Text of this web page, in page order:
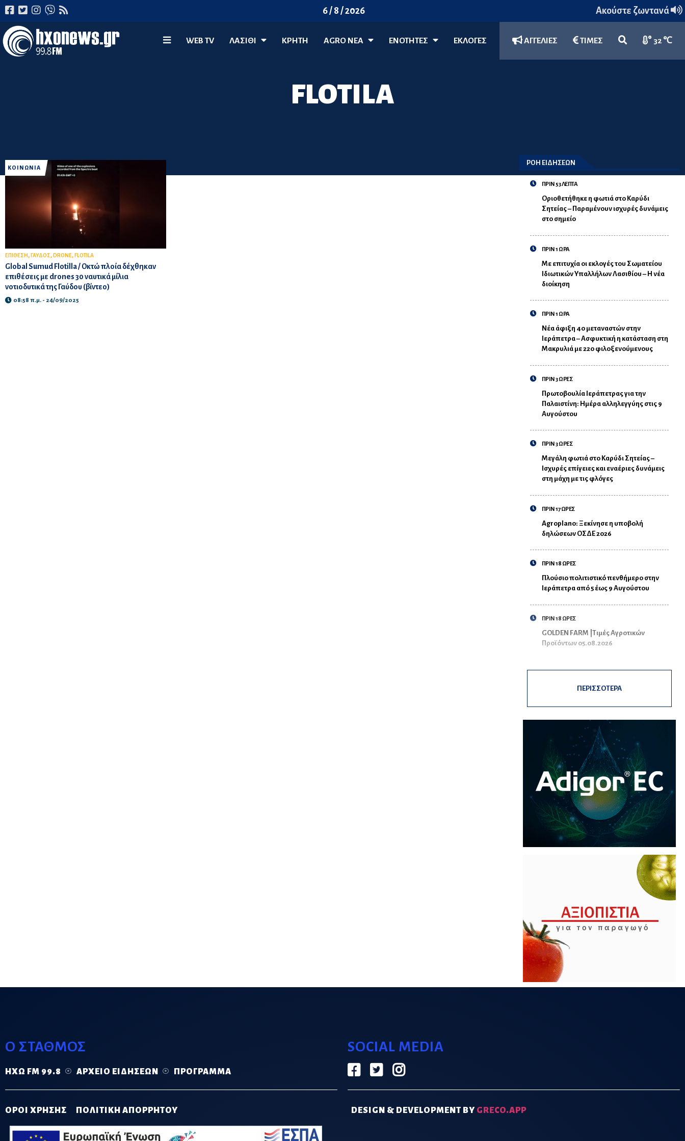
6 / 8 / 2026 Ακούστε ζωντανά
WEB TV ΛΑΣΊΘΙ ΚΡΗΤΗ AGRO ΝΈΑ ΕΝΟΤΗΤΕΣ ΕΚΛΟΓΕΣ ΑΓΓΕΛΙΕΣ ΤΙΜΕΣ 32 ℃
FLOTILA
ΚΟΙΝΩΝΙΑ
ΕΠΙΘΕΣΗ, ΓΑΥΔΟΣ, DRONE, FLOTILA
Global Sumud Flotilla / Οκτώ πλοία δέχθηκαν
επιθέσεις με drones 30 ναυτικά μίλια
νοτιοδυτικά της Γαύδου (βίντεο)
08:58 π.μ. - 24/09/2025
ΡΟΗ ΕΙΔΗΣΕΩΝ
ΠΡΙΝ 53 ΛΕΠΤΑ
Οριοθετήθηκε η φωτιά στο Καρύδι
Σητείας – Παραμένουν ισχυρές δυνάμεις
στο σημείο
ΠΡΙΝ 1 ΩΡΑ
Με επιτυχία οι εκλογές του Σωματείου
Ιδιωτικών Υπαλλήλων Λασιθίου – Η νέα
διοίκηση
ΠΡΙΝ 1 ΩΡΑ
Νέα άφιξη 40 μεταναστών στην
Ιεράπετρα – Ασφυκτική η κατάσταση στη
Μακρυλιά με 220 φιλοξενούμενους
ΠΡΙΝ 3 ΩΡΕΣ
Πρωτοβουλία Ιεράπετρας για την
Παλαιστίνη: Ημέρα αλληλεγγύης στις 9
Αυγούστου
ΠΡΙΝ 3 ΩΡΕΣ
Μεγάλη φωτιά στο Καρύδι Σητείας –
Ισχυρές επίγειες και εναέριες δυνάμεις
στη μάχη με τις φλόγες
ΠΡΙΝ 17 ΩΡΕΣ
Agroplano: Ξεκίνησε η υποβολή
δηλώσεων ΟΣΔΕ 2026
ΠΡΙΝ 18 ΩΡΕΣ
Πλούσιο πολιτιστικό πενθήμερο στην
Ιεράπετρα από 5 έως 9 Αυγούστου
ΠΡΙΝ 18 ΩΡΕΣ
GOLDEN FARM |Τιμές Αγροτικών
Προϊόντων 05.08.2026
ΠΕΡΙΣΣΟΤΕΡΑ
Ο ΣΤΑΘΜΟΣ
ΗΧΏ FM 99.8 ΑΡΧΕΊΟ ΕΙΔΉΣΕΩΝ ΠΡΌΓΡΑΜΜΑ
SOCIAL MEDIA
ΟΡΟΙ ΧΡΗΣΗΣ ΠΟΛΙΤΙΚΗ ΑΠΟΡΡΗΤΟΥ DESIGN & DEVELOPMENT BY GRECO.APP